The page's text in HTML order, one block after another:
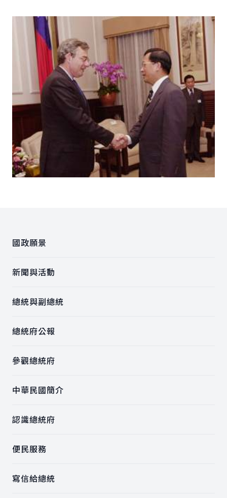
國政願景
新聞與活動
總統與副總統
總統府公報
參觀總統府
中華民國簡介
認識總統府
便民服務
寫信給總統